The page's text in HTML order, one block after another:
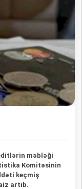
məbləği
Komitəsinin
keçmiş
artıb.